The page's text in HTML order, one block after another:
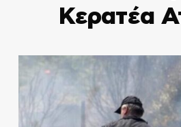
Κερατέα